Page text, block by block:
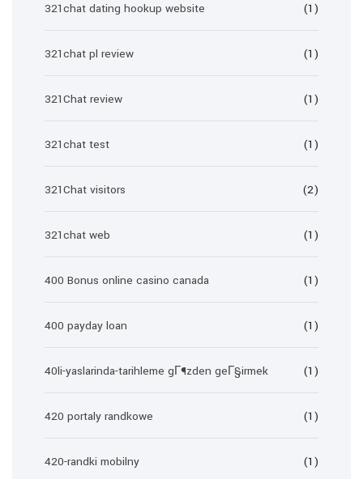
321chat dating hookup website (1)
321chat pl review (1)
321Chat review (1)
321chat test (1)
321Chat visitors (2)
321chat web (1)
400 Bonus online casino canada (1)
400 payday loan (1)
40li-yaslarinda-tarihleme gГ¶zden geГ§irmek (1)
420 portaly randkowe (1)
420-randki mobilny (1)